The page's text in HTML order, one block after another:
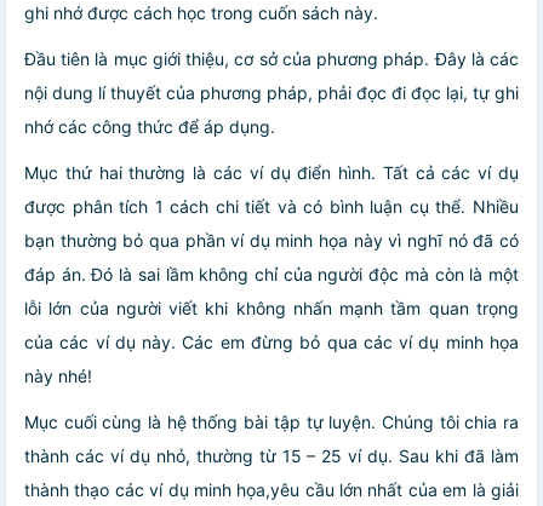
ghi nhớ được cách học trong cuốn sách này.
Đầu tiên là mục giới thiệu, cơ sở của phương pháp. Đây là các
nội dung lí thuyết của phương pháp, phải đọc đi đọc lại, tự ghi
nhớ các công thức để áp dụng.
Mục thứ hai thường là các ví dụ điển hình. Tất cả các ví dụ
được phân tích 1 cách chi tiết và có bình luận cụ thể. Nhiều
bạn thường bỏ qua phần ví dụ minh họa này vì nghĩ nó đã có
đáp án. Đó là sai lầm không chỉ của người độc mà còn là một
lỗi lớn của người viết khi không nhấn mạnh tầm quan trọng
của các ví dụ này. Các em đừng bỏ qua các ví dụ minh họa
này nhé!
Mục cuối cùng là hệ thống bài tập tự luyện. Chúng tôi chia ra
thành các ví dụ nhỏ, thường từ 15 – 25 ví dụ. Sau khi đã làm
thành thạo các ví dụ minh họa,yêu cầu lớn nhất của em là giải